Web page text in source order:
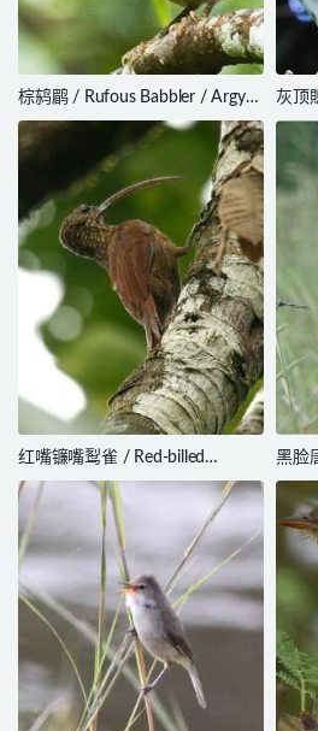
棕鸫鹛 / Rufous Babbler / Argya
subrufa
灰顶
Vireo
红嘴镰嘴䴕雀 / Red-billed
Scythebill / Campylorhamphus
trochilirostris
黑脸
/